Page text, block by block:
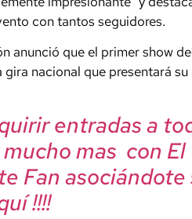
con tantos seguidores.
anunció que el primer show
nacional que presentará
entradas a
mas con
Fan asociándote
!!!!